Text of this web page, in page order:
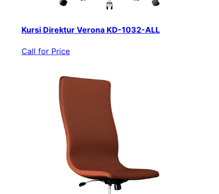
Kursi Direktur Verona KD-1032-ALL
Call for Price